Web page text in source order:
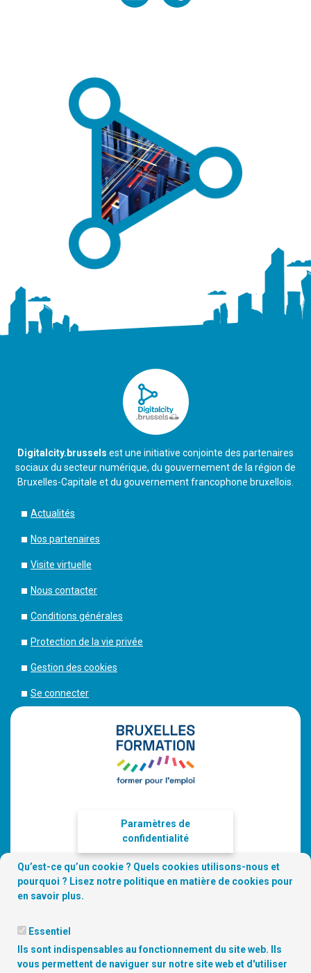
Digitalcity.brussels est une initiative conjointe des partenaires
sociaux du secteur numérique, du gouvernement de la région de
Bruxelles-Capitale et du gouvernement francophone bruxellois.
Actualités
Nos partenaires
Visite virtuelle
Nous contacter
Conditions générales
Protection de la vie privée
Gestion des cookies
Se connecter
Paramètres de
confidentialité
Qu’est-ce qu’un cookie ? Quels cookies utilisons-nous et
pourquoi ? Lisez notre politique en matière de cookies pour
en savoir plus.
Essentiel
Ils sont indispensables au fonctionnement du site web. Ils
vous permettent de naviguer sur notre site web et d'utiliser